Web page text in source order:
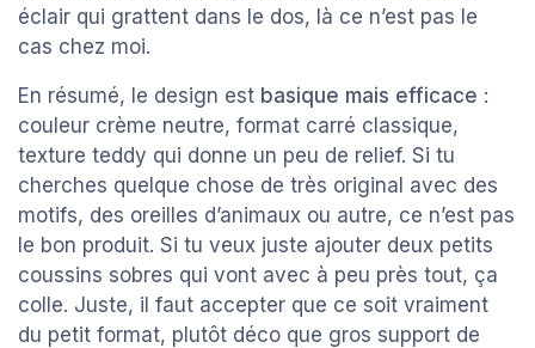
éclair qui grattent dans le dos, là ce n’est pas le
cas chez moi.
En résumé, le design est basique mais efficace :
couleur crème neutre, format carré classique,
texture teddy qui donne un peu de relief. Si tu
cherches quelque chose de très original avec des
motifs, des oreilles d’animaux ou autre, ce n’est pas
le bon produit. Si tu veux juste ajouter deux petits
coussins sobres qui vont avec à peu près tout, ça
colle. Juste, il faut accepter que ce soit vraiment
du petit format, plutôt déco que gros support de